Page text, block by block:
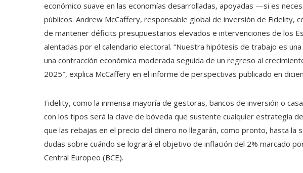
económico suave en las economías desarrolladas, apoyadas —si es
públicos. Andrew McCaffery, responsable global de inversión de Fidelity,
de mantener déficits presupuestarios elevados e intervenciones de los
alentadas por el calendario electoral. “Nuestra hipótesis de trabajo es
una contracción económica moderada seguida de un regreso al
2025″, explica McCaf­fery en el informe de perspectivas publicado en
Fidelity, como la inmensa mayoría de gestoras, bancos de inversión o
con los tipos será la clave de bóveda que sustente cualquier estrategia
que las rebajas en el precio del dinero no llegarán, como pronto, hasta la
dudas sobre cuándo se logrará el objetivo de inflación del 2% marcado
Central Europeo (BCE).